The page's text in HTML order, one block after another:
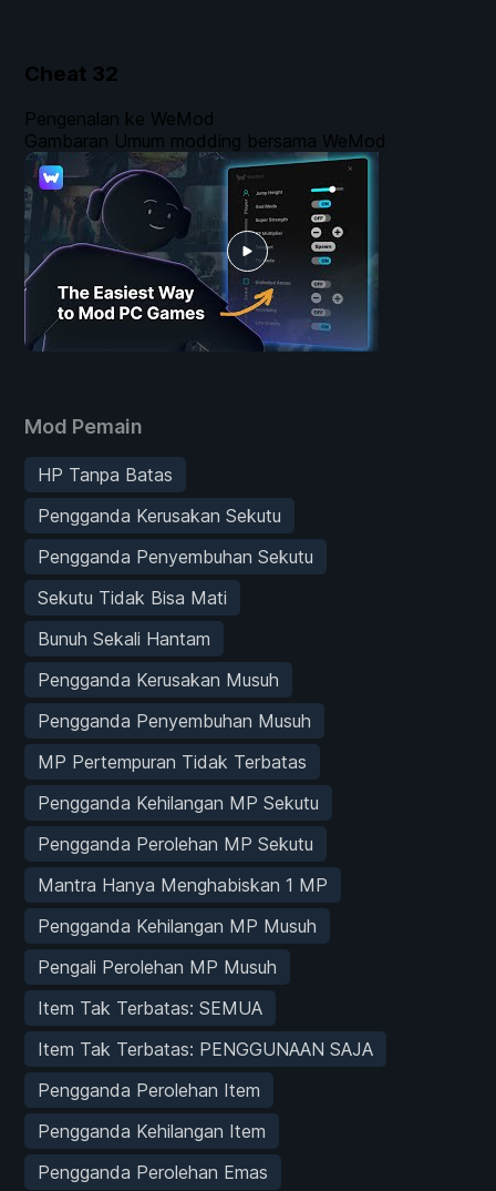
Cheat 32
Mod Pemain
HP Tanpa Batas
Pengganda Kerusakan Sekutu
Pengganda Penyembuhan Sekutu
Sekutu Tidak Bisa Mati
Bunuh Sekali Hantam
Pengganda Kerusakan Musuh
Pengganda Penyembuhan Musuh
MP Pertempuran Tidak Terbatas
Pengganda Kehilangan MP Sekutu
Pengganda Perolehan MP Sekutu
Mantra Hanya Menghabiskan 1 MP
Pengganda Kehilangan MP Musuh
Pengali Perolehan MP Musuh
Item Tak Terbatas: SEMUA
Item Tak Terbatas: PENGGUNAAN SAJA
Pengganda Perolehan Item
Pengganda Kehilangan Item
Pengganda Perolehan Emas
Pengenalan ke WeMod
Gambaran Umum modding bersama WeMod